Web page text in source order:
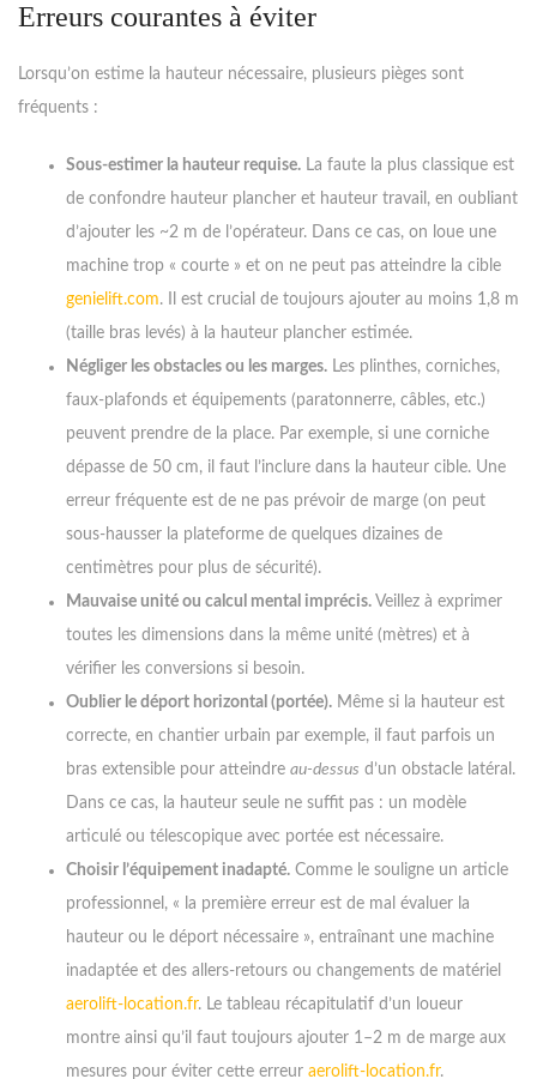
Erreurs courantes à éviter
Lorsqu’on estime la hauteur nécessaire, plusieurs pièges sont
fréquents :
Sous-estimer la hauteur requise. La faute la plus classique est
de confondre hauteur plancher et hauteur travail, en oubliant
d’ajouter les ~2 m de l’opérateur. Dans ce cas, on loue une
machine trop « courte » et on ne peut pas atteindre la cible
genielift.com. Il est crucial de toujours ajouter au moins 1,8 m
(taille bras levés) à la hauteur plancher estimée.
Négliger les obstacles ou les marges. Les plinthes, corniches,
faux-plafonds et équipements (paratonnerre, câbles, etc.)
peuvent prendre de la place. Par exemple, si une corniche
dépasse de 50 cm, il faut l’inclure dans la hauteur cible. Une
erreur fréquente est de ne pas prévoir de marge (on peut
sous-hausser la plateforme de quelques dizaines de
centimètres pour plus de sécurité).
Mauvaise unité ou calcul mental imprécis. Veillez à exprimer
toutes les dimensions dans la même unité (mètres) et à
vérifier les conversions si besoin.
Oublier le déport horizontal (portée). Même si la hauteur est
correcte, en chantier urbain par exemple, il faut parfois un
bras extensible pour atteindre au-dessus d’un obstacle latéral.
Dans ce cas, la hauteur seule ne suffit pas : un modèle
articulé ou télescopique avec portée est nécessaire.
Choisir l’équipement inadapté. Comme le souligne un article
professionnel, « la première erreur est de mal évaluer la
hauteur ou le déport nécessaire », entraînant une machine
inadaptée et des allers-retours ou changements de matériel
aerolift-location.fr. Le tableau récapitulatif d’un loueur
montre ainsi qu’il faut toujours ajouter 1–2 m de marge aux
mesures pour éviter cette erreur aerolift-location.fr.